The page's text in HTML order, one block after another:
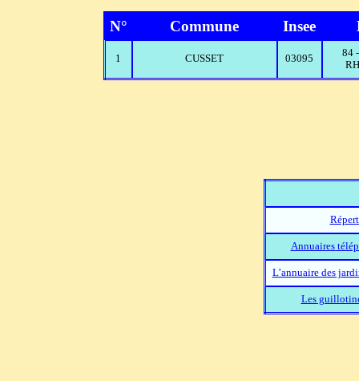
N° Commune Insee
1 CUSSET 03095
84
Annuaires
L’annuaire des
Les